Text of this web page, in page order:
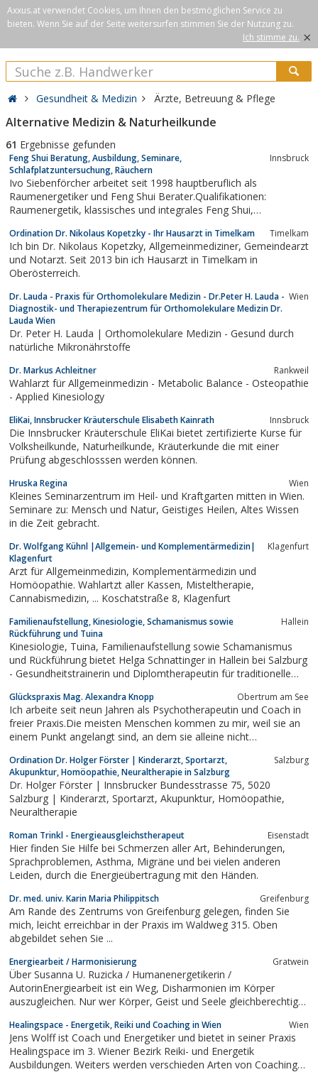
Axxus.at verwendet Cookies, um Ihnen den bestmöglichen Service zu
bieten. Wenn Sie auf der Seite weitersurfen stimmen Sie der Nutzung zu.
Ich stimme zu. ×
Gesundheit & Medizin Ärzte, Betreuung & Pflege
Alternative Medizin & Naturheilkunde
61 Ergebnisse gefunden
Feng Shui Beratung, Ausbildung, Seminare,
Schlafplatzuntersuchung, Räuchern
Innsbruck
Ivo Siebenförcher arbeitet seit 1998 hauptberuflich als
Raumenergetiker und Feng Shui Berater.Qualifikationen:
Raumenergetik, klassisches und integrales Feng Shui,
Reiki, NLPAngebot: Feng Shui Beratungen für privat und
geschäftlich; Schlafplatzuntersuchungen...
Ordination Dr. Nikolaus Kopetzky - Ihr Hausarzt in Timelkam Timelkam
Ich bin Dr. Nikolaus Kopetzky, Allgemeinmediziner, Gemeindearzt
und Notarzt. Seit 2013 bin ich Hausarzt in Timelkam in
Oberösterreich.
Dr. Lauda - Praxis für Orthomolekulare Medizin - Dr.Peter H. Lauda -
Diagnostik- und Therapiezentrum für Orthomolekulare Medizin Dr.
Lauda Wien
Wien
Dr. Peter H. Lauda | Orthomolekulare Medizin - Gesund durch
natürliche Mikronährstoffe
Dr. Markus Achleitner Rankweil
Wahlarzt für Allgemeinmedizin - Metabolic Balance - Osteopathie
- Applied Kinesiology
EliKai, Innsbrucker Kräuterschule Elisabeth Kainrath Innsbruck
Die Innsbrucker Kräuterschule EliKai bietet zertifizierte Kurse für
Volksheilkunde, Naturheilkunde, Kräuterkunde die mit einer
Prüfung abgeschlosssen werden können.
Hruska Regina Wien
Kleines Seminarzentrum im Heil- und Kraftgarten mitten in Wien.
Seminare zu: Mensch und Natur, Geistiges Heilen, Altes Wissen
in die Zeit gebracht.
Dr. Wolfgang Kühnl |Allgemein- und Komplementärmedizin|
Klagenfurt
Klagenfurt
Arzt für Allgemeinmedizin, Komplementärmedizin und
Homöopathie. Wahlartzt aller Kassen, Misteltherapie,
Cannabismedizin, ... Koschatstraße 8, Klagenfurt
Familienaufstellung, Kinesiologie, Schamanismus sowie
Rückführung und Tuina
Hallein
Kinesiologie, Tuina, Familienaufstellung sowie Schamanismus
und Rückführung bietet Helga Schnattinger in Hallein bei Salzburg
- Gesundheitstrainerin und Diplomtherapeutin für traditionelle
Glückspraxis Mag. Alexandra Knopp Obertrum am See
Ich arbeite seit neun Jahren als Psychotherapeutin und Coach in
freier Praxis.Die meisten Menschen kommen zu mir, weil sie an
einem Punkt angelangt sind, an dem sie alleine nicht
Leistungen zählen personenzentrierten Psychotherapie,
systemisches Coaching, Focusing,...
Ordination Dr. Holger Förster | Kinderarzt, Sportarzt,
Akupunktur, Homöopathie, Neuraltherapie in Salzburg
Salzburg
Dr. Holger Förster | Innsbrucker Bundesstrasse 75, 5020
Salzburg | Kinderarzt, Sportarzt, Akupunktur, Homöopathie,
Neuraltherapie
Roman Trinkl - Energieausgleichstherapeut Eisenstadt
Hier finden Sie Hilfe bei Schmerzen aller Art, Behinderungen,
Sprachproblemen, Asthma, Migräne und bei vielen anderen
Leiden, durch die Energieübertragung mit den Händen.
Dr. med. univ. Karin Maria Philippitsch Greifenburg
Am Rande des Zentrums von Greifenburg gelegen, finden Sie
mich, leicht erreichbar in der Praxis im Waldweg 315. Oben
abgebildet sehen Sie ...
Energiearbeit / Harmonisierung Gratwein
Über Susanna U. Ruzicka / Humanenergetikerin /
AutorinEnergiearbeit ist ein Weg, Disharmonien im Körper
auszugleichen. Nur wer Körper, Geist und Seele gleichberechtigt
Hilfsmitteln aus der Natur, zum Beispiel Kräuter, Steine, Öle,
Düfte und Räucherungen,...
Healingspace - Energetik, Reiki und Coaching in Wien Wien
Jens Wolff ist Coach und Energetiker und bietet in seiner Praxis
Healingspace im 3. Wiener Bezirk Reiki- und Energetik
Ausbildungen. Weiters werden verschieden Arten von Coachings